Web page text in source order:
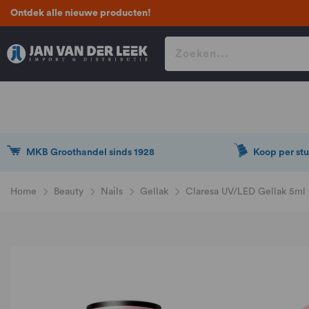
Ontdek alle nieuwe producten!
MKB Groothandel sinds 1928 Koop per
Home Beauty Nails Gellak Claresa UV/LED Gellak